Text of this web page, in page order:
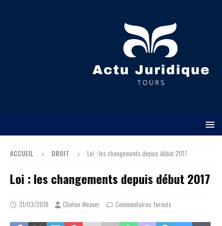
ACCUEIL DROIT Loi : les changements depuis début 2017
Loi : les changements depuis début 2017
31/03/2018 Clinton Weaver Commentaires fermés